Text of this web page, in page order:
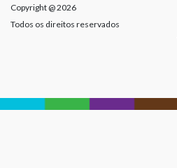
Copyright @ 2026
Todos os direitos reservados